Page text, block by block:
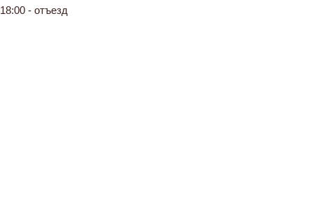
18:00 - отъезд